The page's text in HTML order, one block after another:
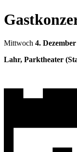
Mittwoch 4.
Lahr, Parktheater